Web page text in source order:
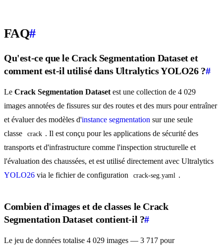
FAQ#
Qu'est-ce que le Crack Segmentation Dataset et
comment est-il utilisé dans Ultralytics YOLO26 ?#
Le Crack Segmentation Dataset est une collection de 4 029
images annotées de fissures sur des routes et des murs pour entraîner
et évaluer des modèles d'instance segmentation sur une seule
classe
crack . Il est conçu pour les applications de sécurité des
transports et d'infrastructure comme l'inspection structurelle et
l'évaluation des chaussées, et est utilisé directement avec Ultralytics
YOLO26 via le fichier de configuration crack-seg.yaml .
Combien d'images et de classes le Crack
Segmentation Dataset contient-il ?#
Le jeu de données totalise 4 029 images — 3 717 pour